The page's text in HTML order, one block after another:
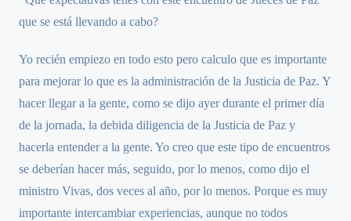
que se está llevando a cabo?
Yo recién empiezo en todo esto pero calculo que es importante
para mejorar lo que es la administración de la Justicia de Paz. Y
hacer llegar a la gente, como se dijo ayer durante el primer día
de la jornada, la debida diligencia de la Justicia de Paz y
hacerla entender a la gente. Yo creo que este tipo de encuentros
se deberían hacer más, seguido, por lo menos, como dijo el
ministro Vivas, dos veces al año, por lo menos. Porque es muy
importante intercambiar experiencias, aunque no todos